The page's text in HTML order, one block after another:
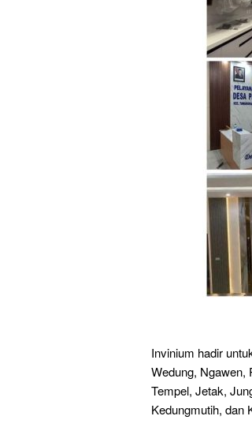
Invinium hadir
Wedung, Ngawen,
Tempel, Jetak,
Kedungmutih, dan